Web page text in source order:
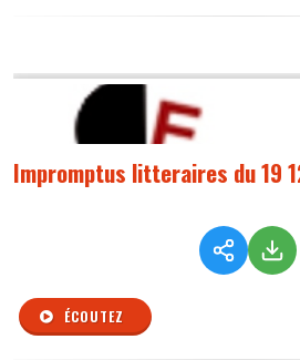
Impromptus litteraires du 19
ÉCOUTEZ